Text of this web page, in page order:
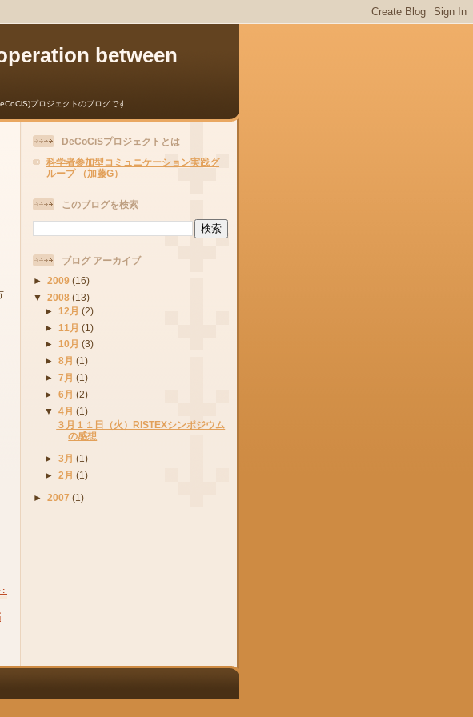
between
プロジェクトのブログです
:
DeCoCiSプロジェクトとは
科学者参加型コミュニケーション実践グ
ループ （加藤G）
このブログを検索
ブログ アーカイブ
► 2009 (16)
▼ 2008 (13)
► 12月(2)
► 11月(1)
► 10月(3)
►8月(1)
►7月(1)
►6月(2)
▼4月(1)
３月１１日（火）RISTEXシンポジウム
の感想
►3月(1)
►2月(1)
► 2007 (1)